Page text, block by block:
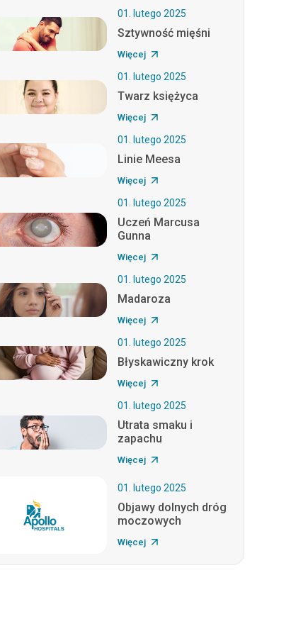
01. lutego 2025
Sztywność mięśni
Więcej
01. lutego 2025
Twarz księżyca
Więcej
01. lutego 2025
Linie Meesa
Więcej
01. lutego 2025
Uczeń Marcusa
Gunna
Więcej
01. lutego 2025
Madaroza
Więcej
01. lutego 2025
Błyskawiczny krok
Więcej
01. lutego 2025
Utrata smaku i
zapachu
Więcej
01. lutego 2025
Objawy dolnych dróg
moczowych
Więcej